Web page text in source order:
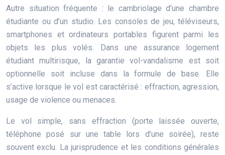
Autre situation fréquente : le cambriolage d’une chambre
étudiante ou d’un studio. Les consoles de jeu, téléviseurs,
smartphones et ordinateurs portables figurent parmi les
objets les plus volés. Dans une assurance logement
étudiant multirisque, la garantie vol-vandalisme est soit
optionnelle soit incluse dans la formule de base. Elle
s’active lorsque le vol est caractérisé : effraction, agression,
usage de violence ou menaces.
Le vol simple, sans effraction (porte laissée ouverte,
téléphone posé sur une table lors d’une soirée), reste
souvent exclu. La jurisprudence et les conditions générales